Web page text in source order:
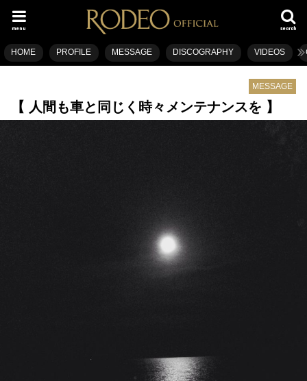
search
menu
HOME PROFILE MESSAGE DISCOGRAPHY VIDEOS
MESSAGE
【 人間も車と同じく時々メンテナンスを 】